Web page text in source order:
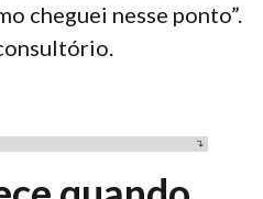
cheguei nesse ponto”.